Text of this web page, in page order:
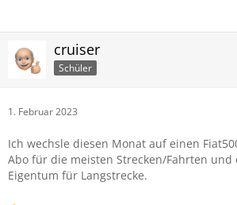
cruiser
Schüler
1. Februar 2023
Ich wechsle diesen Monat auf einen
Abo für die meisten Strecken/Fahrten und
Eigentum für Langstrecke.